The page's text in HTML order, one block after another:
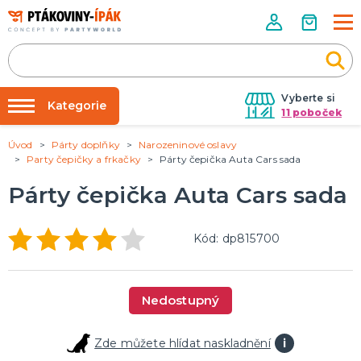
Vyberte si
11 poboček
Půjčovna kostýmů
Nafukování balónků
Prodejny
Rozvoz
Kontakt
Kategorie
PÁRTY DOPLŇKY
Tématické párty
KARNEVALOVÉ KOSTÝMY
Kostýmy pro dospělé
Kostýmy pro děti
DOPLŇKY A MAKEUP
Make-up, dekorace na kůži, tetování, umělé řasy
Úvod Párty doplňky
Narozeninové oslavy
Party čepičky a frkačky
Párty čepička Auta Cars sada
Párty čepička Auta Cars sada
Kód: dp815700
Nedostupný
Zde můžete hlídat naskladnění i